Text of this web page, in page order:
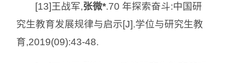
[13]王战军,张微*.70 年探索奋斗:中国研
究生教育发展规律与启示[J].学位与研究生教
育,2019(09):43-48.